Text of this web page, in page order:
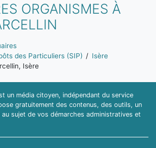
ORGANISMES À
des Particuliers (SIP)
Isère
Isère
un média citoyen, indépendant du service
gratuitement des contenus, des outils, un
au sujet de vos démarches administratives et